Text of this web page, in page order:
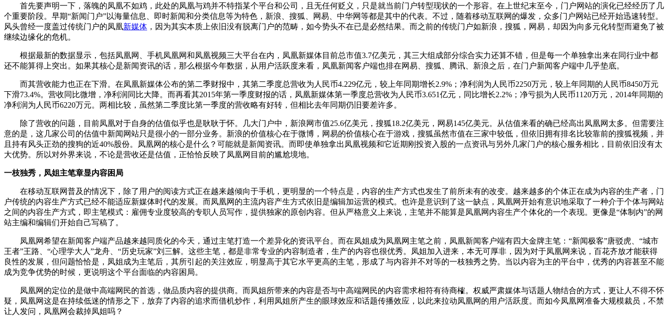
首先要声明一下，落魄的凤凰不如鸡，此处的凤凰与鸡并不特指某个平台和公司，且无任何贬义，只是就当前门户转型现状的一个形容。在上世纪末至今，门户网站的演化已经经历了几
个重要阶段。早期“新闻门户”以海量信息、即时新闻和分类信息等为特色，新浪、搜狐、网易、中华网等都是其中的代表。不过，随着移动互联网的爆发，众多门户网站已经开始迅速转型。
风头曾经一度盖过传统门户的凤凰新媒体 ，因为其实本质上依旧没有脱离门户的范畴，如今势头不在已是必然结果。而之前的传统门户如新浪，搜狐，网易，却因为向多元化转型而避免了被
继续边缘化的危机。
根据最新的数据显示，包括凤凰网、手机凤凰网和凤凰视频三大平台在内，凤凰新媒体目前总市值3.7亿美元，其三大组成部分综合实力还算不错，但是每一个单独拿出来在同行业中都
还不能算得上突出。如果其核心是新闻资讯的话，那么根据今年数据，从用户活跃度来看，凤凰新闻客户端也排在网易、搜狐、腾讯、新浪之后，在门户新闻客户端中几乎垫底。
而其营收能力也正在下滑。在凤凰新媒体公布的第二季财报中，其第二季度总营收为人民币4.229亿元，较上年同期增长2.9%；净利润为人民币2250万元，较上年同期的人民币8450万元
下滑73.4%。营收同比微增，净利润同比大降。而再看其2015年第一季度财报的话，凤凰新媒体第一季度总营收为人民币3.651亿元，同比增长2.2%；净亏损为人民币1120万元，2014年同期的
净利润为人民币6220万元。两相比较，虽然第二季度比第一季度的营收略有好转，但相比去年同期仍旧要差许多。
除了营收的问题，目前凤凰对于自身的估值似乎也是耿耿于怀。几大门户中，新浪网市值25.6亿美元，搜狐18.2亿美元，网易145亿美元。从估值来看的确已经高出凤凰网太多。但需要注
意的是，这几家公司的估值中新闻网站只是很小的一部分业务。新浪的价值核心在于微博，网易的价值核心在于游戏，搜狐虽然市值在三家中较低，但依旧拥有排名比较靠前的搜狐视频，并
且持有风头正劲的搜狗的近40%股份。凤凰网的核心是什么？可能就是新闻资讯。而即使单独拿出凤凰视频和它近期刚投资入股的一点资讯与另外几家门户的核心服务相比，目前依旧没有太
大优势。所以对外界来说，不论是营收还是估值，正恰恰反映了凤凰网目前的尴尬境地。
一枝独秀，凤姐主笔章显内容困局
在移动互联网普及的情况下，除了用户的阅读方式正在越来越倾向于手机，更明显的一个特点是，内容的生产方式也发生了前所未有的改变。越来越多的个体正在成为内容的生产者，门
户传统的内容生产方式已经不能适应新媒体时代的发展。而凤凰网的主流内容产生方式依旧是编辑加运营的模式。也许是意识到了这一缺点，凤凰网开始有意识地采取了一种介于个体与网站
之间的内容生产方式，即主笔模式：雇佣专业度较高的专职人员写作，提供独家的原创内容。但从严格意义上来说，主笔并不能算是凤凰网内容生产个体化的一个表现。更像是“体制内”的网
站主编和编辑们开始自己写稿了。
凤凰网希望在新闻客户端产品越来越同质化的今天，通过主笔打造一个差异化的资讯平台。而在凤姐成为凤凰网主笔之前，凤凰新闻客户端有四大金牌主笔：“新闻极客”唐驳虎、“城市
王者”王路、“心理学大人”龙舟、“历史玩家”刘三解。这些主笔，都是非常专业的内容制造者，生产的内容也很优秀。凤姐加入进来，本无可厚非，因为对于凤凰网来说，百花齐放才能获得
良性的发展，但问题恰恰是，凤姐成为主笔后，其所引起的关注效应，明显高于其它水平更高的主笔，形成了与内容并不对等的一枝独秀之势。当以内容为主的平台中，优秀的内容甚至不能
成为竞争优势的时候，更说明这个平台面临的内容困局。
凤凰网的定位的是做中高端网民的首选，做品质内容的提供商。而凤姐所带来的内容是否与中高端网民的内容需求相符有待商榷。权威严肃媒体与话题人物结合的方式，更让人不得不怀
疑，凤凰网这是在持续低迷的情形之下，放弃了内容的追求而借机炒作，利用凤姐所产生的眼球效应和话题传播效应，以此来拉动凤凰网的用户活跃度。而如今凤凰网准备大规模裁员，不禁
让人发问，凤凰网会裁掉凤姐吗？